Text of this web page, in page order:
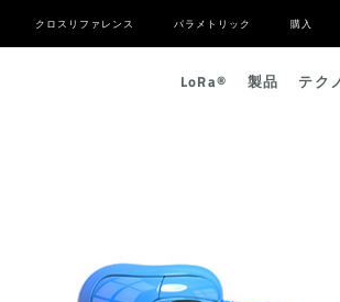
クロスリファレンス パラメトリック 購入
LoRa® 製品 テク